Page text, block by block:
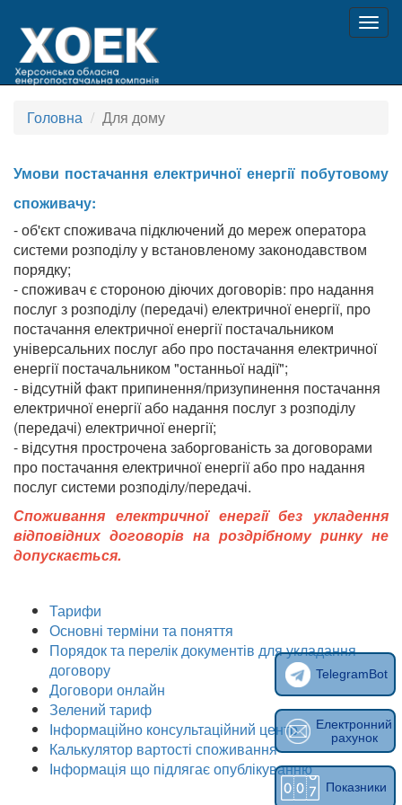
Головна Для дому
Умови постачання електричної енергії побутовому
споживачу:
- об'єкт споживача підключений до мереж оператора
системи розподілу у встановленому законодавством
порядку;
- споживач є стороною діючих договорів: про надання
послуг з розподілу (передачі) електричної енергії, про
постачання електричної енергії постачальником
універсальних послуг або про постачання електричної
енергії постачальником "останньої надії";
- відсутній факт припинення/призупинення постачання
електричної енергії або надання послуг з розподілу
(передачі) електричної енергії;
- відсутня прострочена заборгованість за договорами
про постачання електричної енергії або про надання
послуг системи розподілу/передачі.
Споживання електричної енергії без укладення
відповідних договорів на роздрібному ринку не
допускається.
Тарифи
Основні терміни та поняття
Порядок та перелік документів для укладання
договору
Договори онлайн
Зелений тариф
Інформаційно консультаційний центр
Калькулятор вартості споживання
Інформація що підлягає опублікуванню
TelegramBot
Електронний
рахунок
Показники